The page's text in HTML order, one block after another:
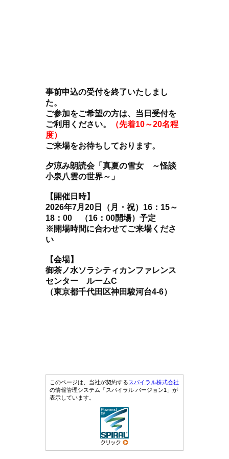
事前申込の受付を終了いたしまし
た。
ご参加をご希望の方は、当日受付を
ご利用ください。
（先着10～20名程
度）
ご来場をお待ちしております。
夕涼み朗読会「真夏の雪女 ～怪談
小泉八雲の世界～」
【開催日時】
2026年7月20日（月・祝）16：15～
18：00 （16：00開場）予定
※開場時間に合わせてご来場くださ
い
【会場】
御茶ノ水ソラシティカンファレンス
センター ルームC
（東京都千代田区神田駿河台4-6）
このページは、当社が契約するスパイラル株式会社
の情報管理システム「スパイラル バージョン1」が
表示しています。